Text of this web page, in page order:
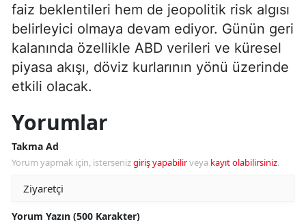
faiz beklentileri hem de jeopolitik risk algısı
belirleyici olmaya devam ediyor. Günün geri
kalanında özellikle ABD verileri ve küresel
piyasa akışı, döviz kurlarının yönü üzerinde
etkili olacak.
Yorumlar
Takma Ad
Yorum yapmak için, istersenizgiriş yapabilirveya kayıt olabilirsiniz.
Yorum Yazın (500 Karakter)